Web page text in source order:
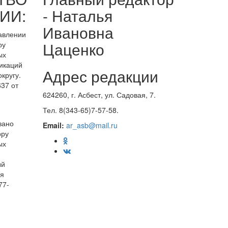
от
- Наталья
Ивановна
Цаценко
Адрес редакции
624260, г. Асбест, ул. Садовая, 7.
Тел. 8(343-65)7-57-58.
Email: ar_asb@mail.ru